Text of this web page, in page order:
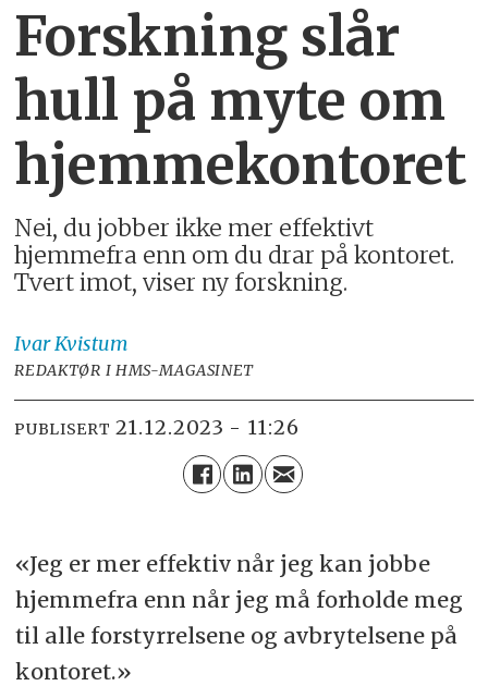
Forskning slår
hull på myte om
hjemmekontoret
Nei, du jobber ikke mer effektivt
hjemmefra enn om du drar på kontoret.
Tvert imot, viser ny forskning.
IvarKvistum
REDAKTØR I HMS-MAGASINET
PUBLISERT 21.12.2023 - 11:26
«Jeg er mer effektiv når jeg kan jobbe
hjemmefra enn når jeg må forholde meg
til alle forstyrrelsene og avbrytelsene på
kontoret.»